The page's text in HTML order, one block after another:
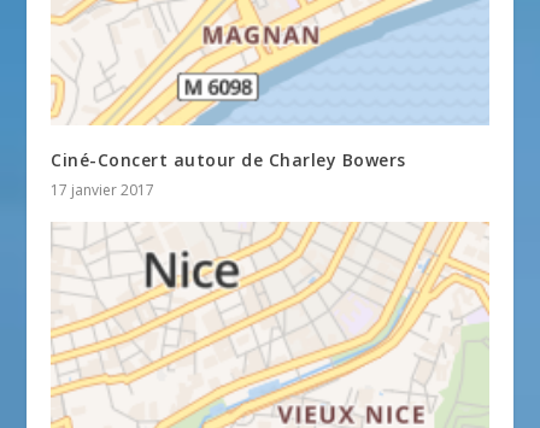
Ciné-Concert autour de Charley Bowers
17 janvier 2017